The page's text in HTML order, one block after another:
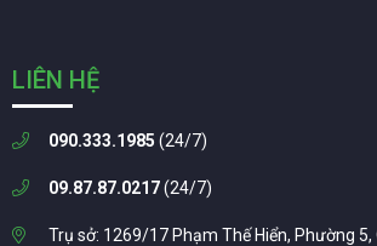
LIÊN HỆ
090.333.1985 (24/7)
09.87.87.0217(24/7)
Trụ sở: 1269/17 Phạm Thế Hiển, Phường 5,